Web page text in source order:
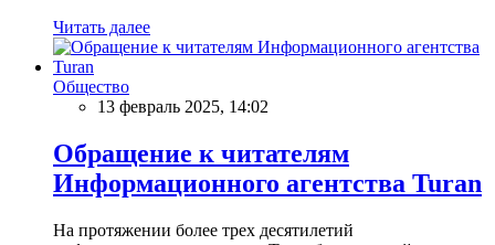
Читать далее
Общество
13 февраль 2025, 14:02
Обращение к читателям
Информационного агентства Turan
На протяжении более трех десятилетий